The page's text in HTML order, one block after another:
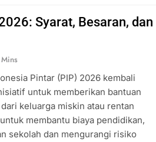
Syarat, Besaran, dan
Pintar (PIP) 2026 kembali
untuk memberikan bantuan
keluarga miskin atau rentan
membantu biaya pendidikan,
sekolah dan mengurangi risiko